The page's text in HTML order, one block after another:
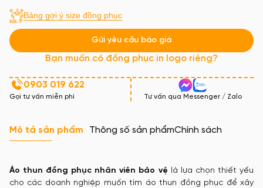
Bảng gợi ý size đồng phục
Gửi yêu cầu báo giá
Bạn muốn có đồng phục in logo riêng?
0903 019 622
Gọi tư vấn miễn phí Tư vấn qua Messenger / Zalo
Mô tả sản phẩm Thông số sản phẩmChính sách
Áo thun đồng phục nhân viên bảo vệ là lựa chọn thiết yếu
cho các doanh nghiệp muốn tìm áo thun đồng phục để xây